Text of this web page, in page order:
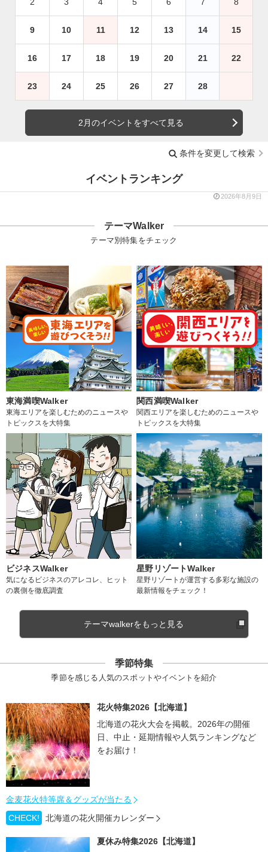
9 10 11 12 13 14 15
16 17 18 19 20 21 22
23 24 25 26 27 28
2月のイベントをすべて見る
条件を変更して検索
イベントランキング
2026年8月9日
テーマWalker
テーマ別特集をチェック
東海満喫Walker
東海エリアを楽しむためのニュースや
トピックスを大特集
関西満喫Walker
関西エリアを楽しむためのニュースや
トピックスを大特集
ビジネスWalker
気になるビジネスのアレコレ、ヒット
の裏側を徹底調査
星野リゾートWalker
星野リゾートが運営する多彩な施設の
最新情報をチェック！
テーマwalkerをもっと見る
季節特集
季節を感じる人気のスポットやイベントを紹介
花火特集2026【北海道】
北海道の花火大会を掲載。2026年の開催
日、中止・延期情報や人気ランキングなど
をお届け！
金麦花火特等席＆グッズが当たる
CHECK!
北海道の花火開催カレンダー
夏休み特集2026【北海道】